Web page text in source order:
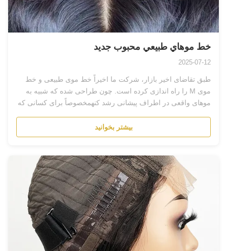
خط موهاي طبيعي محبوب جديد
2025-07-12
طبق تقاضای اخیر بازار، شرکت ما اخیراً خط موی طبیعی و خط
موی M را راه اندازی کرده است. چون طراحی شده که شبیه به
موهای واقعی در اطراف پیشانی رشد کنهمخصوصاً برای کسانی که
بیشتر بخوانید